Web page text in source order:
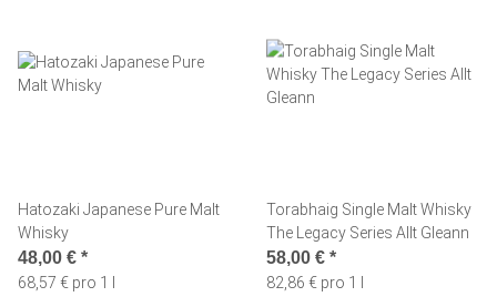
Hatozaki Japanese Pure Malt
Whisky
48,00 € *
68,57 € pro 1 l
Torabhaig Single Malt Whisky
The Legacy Series Allt Gleann
58,00 € *
82,86 € pro 1 l